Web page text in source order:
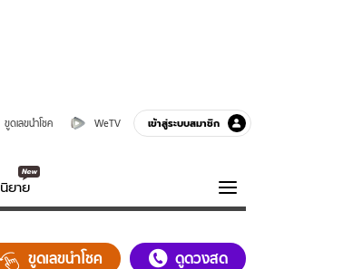
ขูดเลขนำโชค WeTV เข้าสู่ระบบสมาชิก
นิยาย
ความรู้รอบตัว
ขูดเลขนำโชค ดูดวงสด